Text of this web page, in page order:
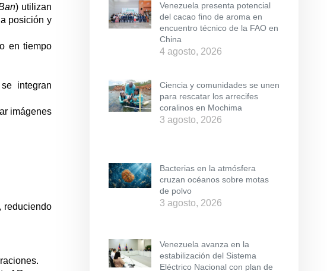
) utilizan
posición y
en tiempo
integran
imágenes
reduciendo
Venezuela presenta potencial
del cacao fino de aroma en
encuentro técnico de la FAO en
China
4 agosto, 2026
Ciencia y comunidades se unen
para rescatar los arrecifes
coralinos en Mochima
3 agosto, 2026
Bacterias en la atmósfera
cruzan océanos sobre motas
de polvo
3 agosto, 2026
Venezuela avanza en la
estabilización del Sistema
Eléctrico Nacional con plan de